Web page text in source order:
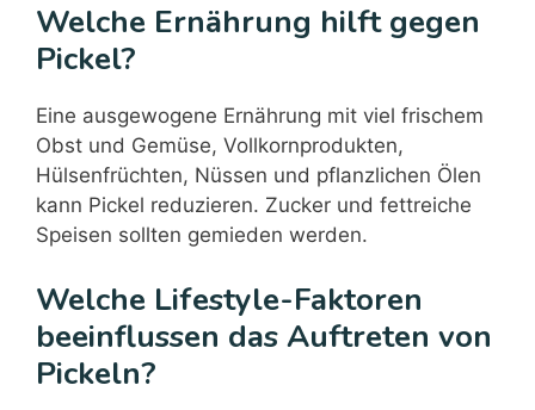
Welche Ernährung hilft gegen
Pickel?
Eine ausgewogene Ernährung mit viel frischem
Obst und Gemüse, Vollkornprodukten,
Hülsenfrüchten, Nüssen und pflanzlichen Ölen
kann Pickel reduzieren. Zucker und fettreiche
Speisen sollten gemieden werden.
Welche Lifestyle-Faktoren
beeinflussen das Auftreten von
Pickeln?